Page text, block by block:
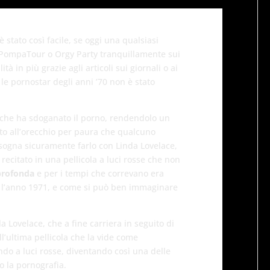
così facile, se oggi una qualsiasi
o Orgy Party tranquillamente sui
in più grazie agli articoli sui giornali o ai
pornostar degli anni ’70 non è stato
ha sdoganato il porno, rendendolo un
all’orecchio per paura che qualcuno
sicuramente farlo con Linda Lovelace,
in una pellicola a luci rosse che non
e per i tempi che correvano era
1971, e come si può ben immaginare
Lovelace, che a fine carriera in seguito di
pellicola che la vide come
a luci rosse, diventando così una delle
la pornografia.